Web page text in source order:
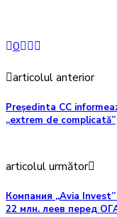
0
articolul anterior
Președinta CC
„extrem de complicată”
articolul următor
Компания „Avia
22 млн. леев перед